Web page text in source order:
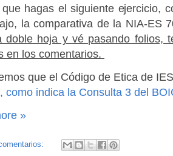
hagas el siguiente ejercicio,
la comparativa de la NIA-ES
doble hoja y vé pasando folios,
en los comentarios.
que el Código de Etica de
como indica la Consulta 3 del
»